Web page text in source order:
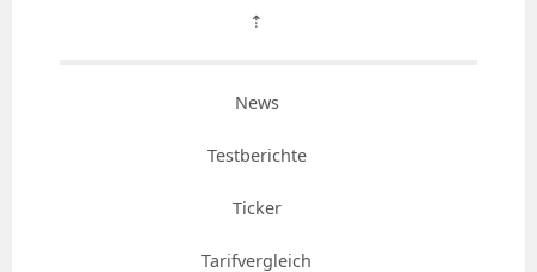
⇡
News
Testberichte
Ticker
Tarifvergleich